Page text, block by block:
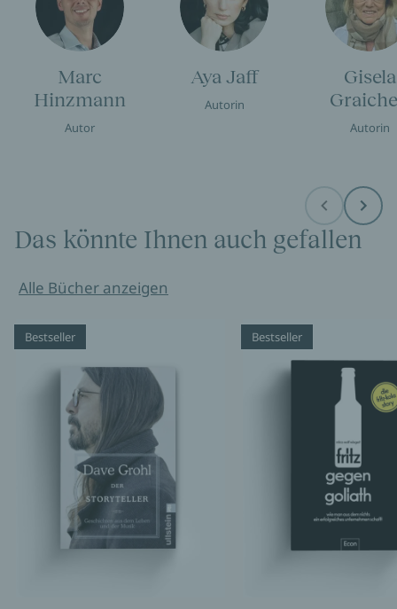
Marc
Hinzmann
Autor
Aya Jaff
Autorin
Gisela
Autorin
Before Next
Das könnte Ihnen auch gefallen
Alle Bücher anzeigen
Bestseller Bestseller